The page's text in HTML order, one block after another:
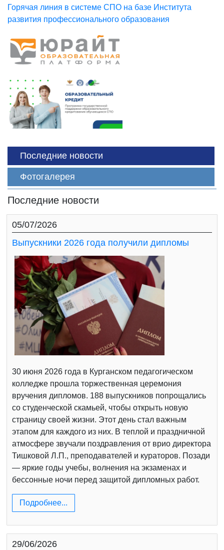
Горячая линия в системе СПО на базе Института
развития профессионального образования
Последние новости
Фотогалерея
Последние новости
05/07/2026
Выпускники 2026 года получили дипломы
30 июня 2026 года в Курганском педагогическом
колледже прошла торжественная церемония
вручения дипломов. 188 выпускников попрощались
со студенческой скамьей, чтобы открыть новую
страницу своей жизни. Этот день стал важным
этапом для каждого из них. В теплой и праздничной
атмосфере звучали поздравления от врио директора
Тишковой Л.П., преподавателей и кураторов. Позади
— яркие годы учебы, волнения на экзаменах и
бессонные ночи перед защитой дипломных работ.
Подробнее...
29/06/2026